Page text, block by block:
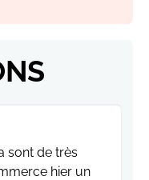
sont de très
hier un